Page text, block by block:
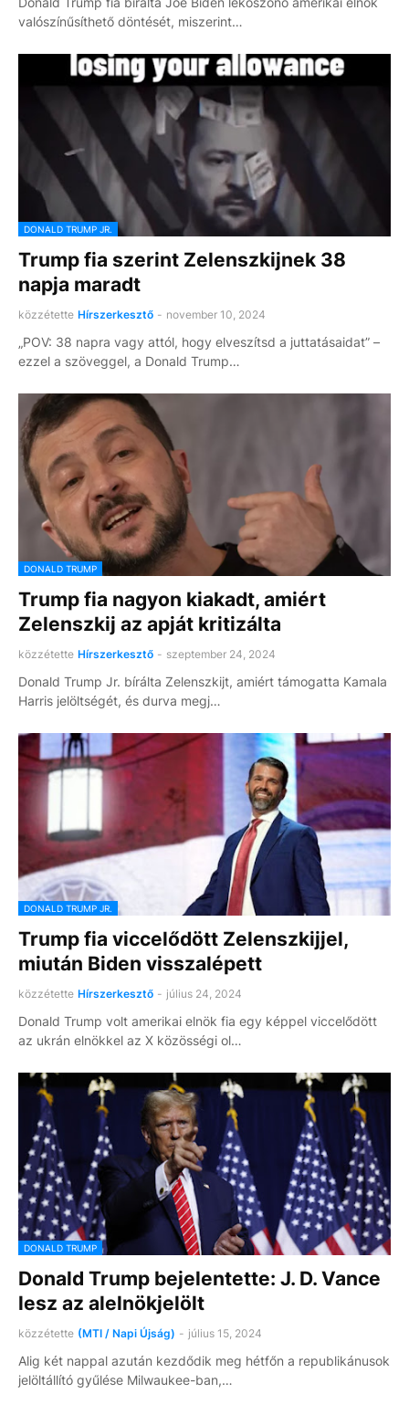
valószínűsíthető döntését, miszerint…
DONALD TRUMP JR.
Trump fia szerint Zelenszkijnek 38
napja maradt
közzétette Hírszerkesztő - november 10, 2024
„POV: 38 napra vagy attól, hogy elveszítsd a juttatásaidat” –
ezzel a szöveggel, a Donald Trump…
DONALD TRUMP
Trump fia nagyon kiakadt, amiért
Zelenszkij az apját kritizálta
közzétette Hírszerkesztő - szeptember 24, 2024
Donald Trump Jr. bírálta Zelenszkijt, amiért támogatta Kamala
Harris jelöltségét, és durva megj…
DONALD TRUMP JR.
Trump fia viccelődött Zelenszkijjel,
miután Biden visszalépett
közzétette Hírszerkesztő - július 24, 2024
Donald Trump volt amerikai elnök fia egy képpel viccelődött
az ukrán elnökkel az X közösségi ol…
DONALD TRUMP
Donald Trump bejelentette: J. D. Vance
lesz az alelnökjelölt
közzétette (MTI / Napi Újság) - július 15, 2024
Alig két nappal azután kezdődik meg hétfőn a republikánusok
jelöltállító gyűlése Milwaukee-ban,…